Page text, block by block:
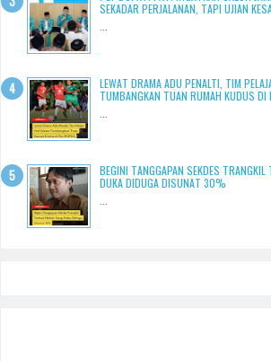
SEKADAR PERJALANAN, TAPI UJIAN
LEWAT DRAMA ADU PENALTI, TIM
TUMBANGKAN TUAN RUMAH KUDUS DI
BEGINI TANGGAPAN SEKDES TRANGKIL
DUKA DIDUGA DISUNAT 30%